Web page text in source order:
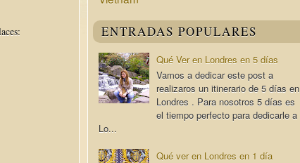
ENTRADAS POPULARES
Qué Ver en Londres en 5 días
Vamos a dedicar este post a
realizaros un itinerario de 5 días en
Londres . Para nosotros 5 días es
el tiempo perfecto para dedicarle a
Lo...
Qué ver en Londres en 1 día